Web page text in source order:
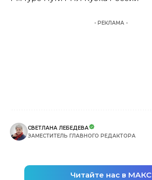
- РЕКЛАМА -
СВЕТЛАНА ЛЕБЕДЕВА
ЗАМЕСТИТЕЛЬ ГЛАВНОГО РЕДАКТОРА
Читайте нас в МАКС